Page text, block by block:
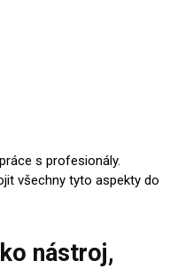
s profesionály.
všechny tyto aspekty do
nástroj,